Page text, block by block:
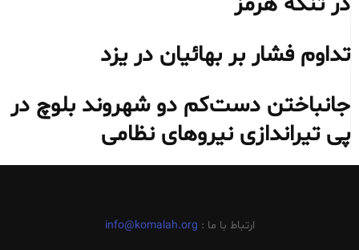
تداوم فشار بر بهائیان در یزد
جانباختن دست‌کم دو شهروند بلوچ در
پی تیراندازی نیروهای نظامی
ارتباط با ما : info@komalah.org